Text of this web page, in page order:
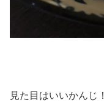
見た目はいいかんじ！